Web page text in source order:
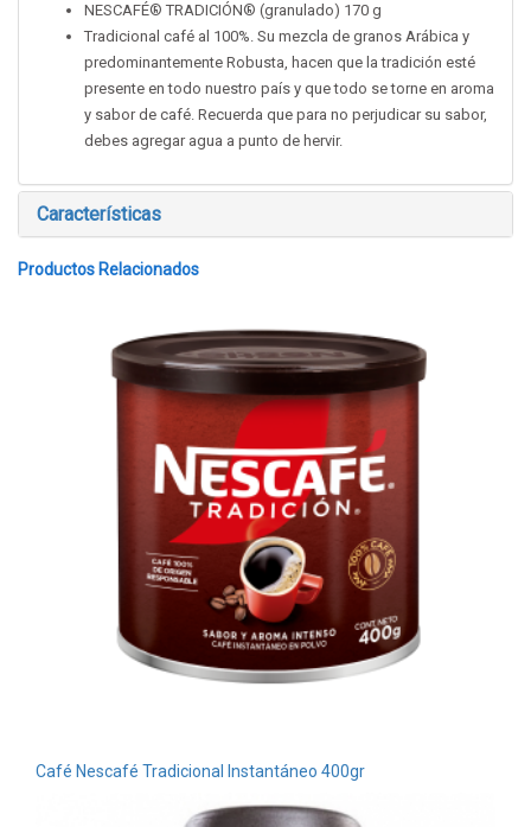
NESCAFÉ® TRADICIÓN® (granulado) 170 g
Tradicional café al 100%. Su mezcla de granos Arábica y
predominantemente Robusta, hacen que la tradición esté
presente en todo nuestro país y que todo se torne en aroma
y sabor de café. Recuerda que para no perjudicar su sabor,
debes agregar agua a punto de hervir.
Características
Productos Relacionados
Café Nescafé Tradicional Instantáneo 400gr